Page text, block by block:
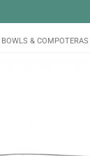
BOWLS & COMPOTERAS